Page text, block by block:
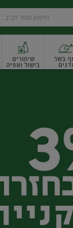
בשר
ודגים
שימורים
בישול ואפיה
ואגוזיםפירות